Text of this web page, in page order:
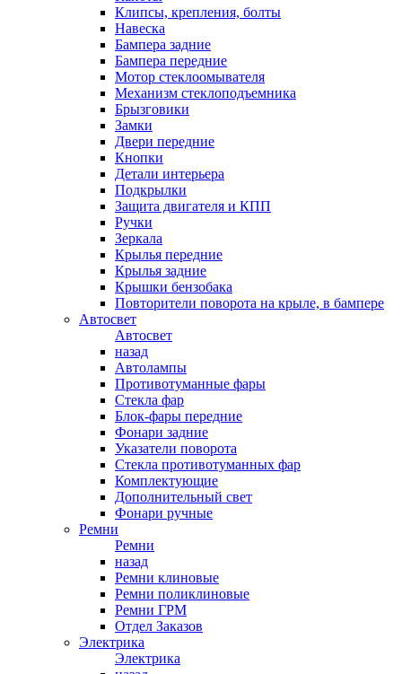
Клипсы, крепления, болты
Навеска
Бампера задние
Бампера передние
Мотор стеклоомывателя
Механизм стеклоподъемника
Брызговики
Замки
Двери передние
Кнопки
Детали интерьера
Подкрылки
Защита двигателя и КПП
Ручки
Зеркала
Крылья передние
Крылья задние
Крышки бензобака
Повторители поворота на крыле, в бампере
Автосвет
Автосвет
назад
Автолампы
Противотуманные фары
Стекла фар
Блок-фары передние
Фонари задние
Указатели поворота
Стекла противотуманных фар
Комплектующие
Дополнительный свет
Фонари ручные
Ремни
Ремни
назад
Ремни клиновые
Ремни поликлиновые
Ремни ГРМ
Отдел Заказов
Электрика
Электрика